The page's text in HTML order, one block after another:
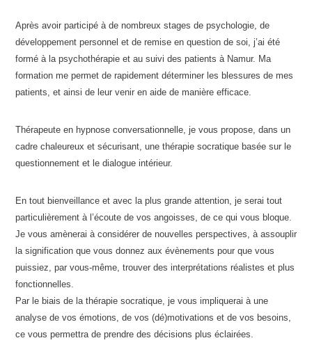
Après avoir participé à de nombreux stages de psychologie, de
développement personnel et de remise en question de soi, j’ai été
formé à la psychothérapie et au suivi des patients à Namur. Ma
formation me permet de rapidement déterminer les blessures de mes
patients, et ainsi de leur venir en aide de manière efficace.
Thérapeute en hypnose conversationnelle, je vous propose, dans un
cadre chaleureux et sécurisant, une thérapie socratique basée sur le
questionnement et le dialogue intérieur.
En tout bienveillance et avec la plus grande attention, je serai tout
particulièrement à l’écoute de vos angoisses, de ce qui vous bloque.
Je vous amènerai à considérer de nouvelles perspectives, à assouplir
la signification que vous donnez aux évènements pour que vous
puissiez, par vous-même, trouver des interprétations réalistes et plus
fonctionnelles.
Par le biais de la thérapie socratique, je vous impliquerai à une
analyse de vos émotions, de vos (dé)motivations et de vos besoins,
ce vous permettra de prendre des décisions plus éclairées.